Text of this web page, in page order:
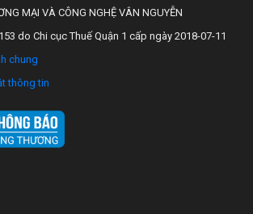
MẠI VÀ CÔNG NGHỆ VÂN NGUYỄN
do Chi cục Thuế Quận 1 cấp ngày 2018-07-11
chung
thông tin